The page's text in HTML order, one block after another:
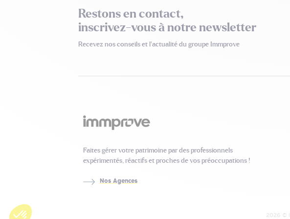
Restons en contact,
inscrivez-vous à notre newsletter
Recevez nos conseils et l’actualité du groupe Immprove
Faites gérer votre patrimoine par des professionnels
expérimentés, réactifs et proches de vos préoccupations !
Nos Agences
2026 ©